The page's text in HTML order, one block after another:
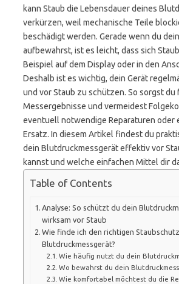
kann Staub die Lebensdauer deines
verkürzen, weil mechanische Teile
beschädigt werden. Gerade wenn du
aufbewahrst, ist es leicht, dass sich
Beispiel auf dem Display oder in den
Deshalb ist es wichtig, dein Gerät
und vor Staub zu schützen. So sorgst du
Messergebnisse und vermeidest
eventuell notwendige Reparaturen oder
Ersatz. In diesem Artikel findest du
dein Blutdruckmessgerät effektiv vor
kannst und welche einfachen Mittel dir
Table of Contents
Analyse: So schützt du dein
wirksam vor Staub
Wie finde ich den richtigen
Blutdruckmessgerät?
Wie häufig nutzt du dein
Wo bewahrst du dein
Wie komfortabel möchtest du die